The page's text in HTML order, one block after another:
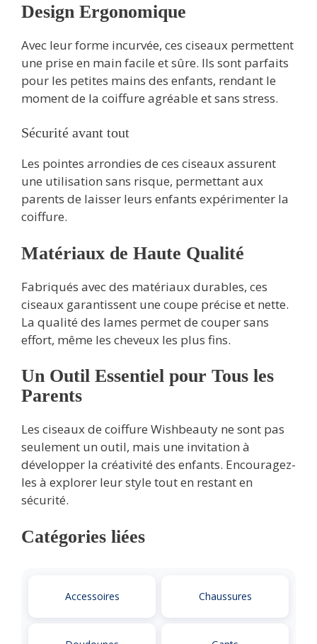
Design Ergonomique
Avec leur forme incurvée, ces ciseaux permettent
une prise en main facile et sûre. Ils sont parfaits
pour les petites mains des enfants, rendant le
moment de la coiffure agréable et sans stress.
Sécurité avant tout
Les pointes arrondies de ces ciseaux assurent
une utilisation sans risque, permettant aux
parents de laisser leurs enfants expérimenter la
coiffure.
Matériaux de Haute Qualité
Fabriqués avec des matériaux durables, ces
ciseaux garantissent une coupe précise et nette.
La qualité des lames permet de couper sans
effort, même les cheveux les plus fins.
Un Outil Essentiel pour Tous les
Parents
Les ciseaux de coiffure Wishbeauty ne sont pas
seulement un outil, mais une invitation à
développer la créativité des enfants. Encouragez-
les à explorer leur style tout en restant en
sécurité.
Catégories liées
Accessoires Chaussures